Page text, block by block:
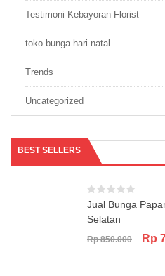
Testimoni Kebayoran Florist
toko bunga hari natal
Trends
Uncategorized
BEST SELLERS
Jual Bunga
Selatan
Rp850.000 Rp